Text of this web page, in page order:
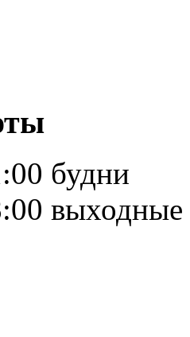
будни
выходные